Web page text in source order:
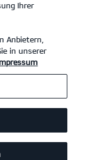
15,8 kWh/100
Licht.
Ihrer
Anbietern,
in unserer